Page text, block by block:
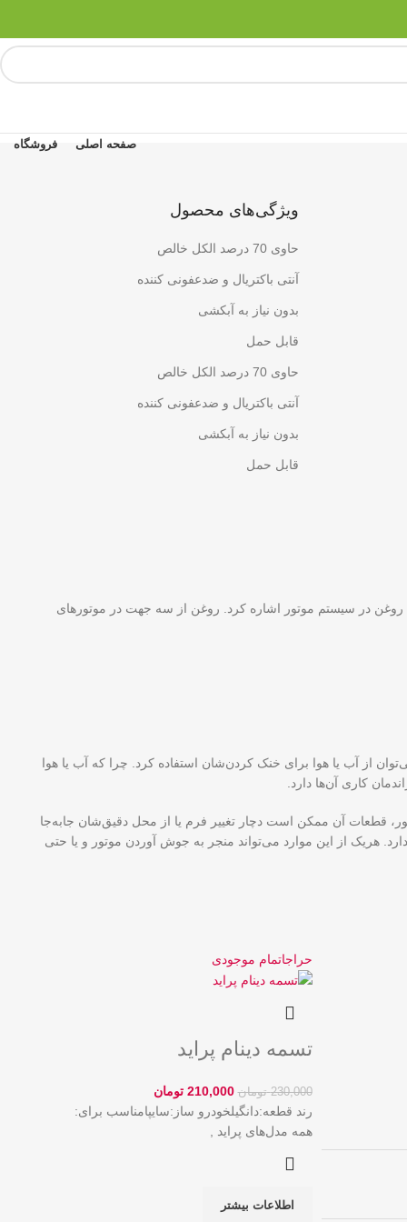
صفحه اصلی فروشگاه
ویژگی‌های محصول
حاوی 70 درصد الکل خالص
آنتی باکتریال و ضدعفونی کننده
بدون نیاز به آبکشی
قابل حمل
حاوی 70 درصد الکل خالص
آنتی باکتریال و ضدعفونی کننده
بدون نیاز به آبکشی
قابل حمل
روغن در سیستم موتور اشاره کرد. روغن از سه جهت در موتورهای
از آب یا هوا برای خنک کردن‌شان استفاده کرد. چرا که آب یا هوا
کاری آن‌ها دارد.
قطعات آن‌ ممکن است دچار تغییر فرم یا از محل دقیق‌شان جابه‌جا
هریک از این موارد می‌تواند منجر به جوش آوردن موتور و یا حتی
حراجاتمام موجودی
تسمه دینام پراید
230,000 تومان 210,000 تومان
رند قطعه:دانگیلخودرو ساز:سایپامناسب برای:
همه مدل‌های پراید ,
اطلاعات بیشتر